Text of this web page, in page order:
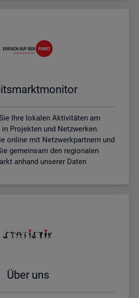
Ihre lokalen Aktivitäten am
Projekten und Netzwerken.
online mit Netzwerkpartnern und
gemeinsam den regionalen
anhand unserer Daten
Über uns